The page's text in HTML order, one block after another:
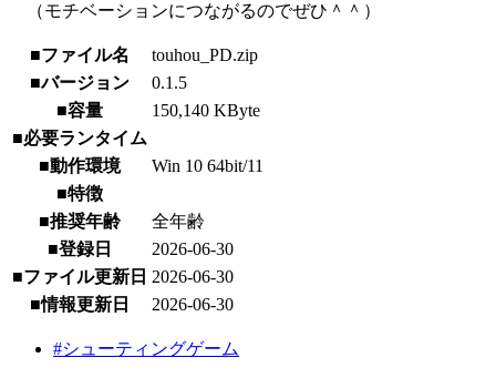
（モチベーションにつながるのでぜひ＾＾）
■ファイル名
touhou_PD.zip
■バージョン
0.1.5
■容量
150,140 KByte
■必要ランタイム
■動作環境
Win 10 64bit/11
■特徴
■推奨年齢
全年齢
■登録日
2026-06-30
■ファイル更新日 2026-06-30
■情報更新日
2026-06-30
#シューティングゲーム